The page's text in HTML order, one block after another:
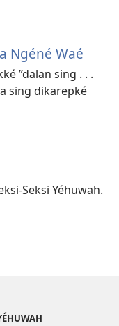
Ngéné Waé
”dalan sing . . .
sing dikarepké
Seksi Yéhuwah.